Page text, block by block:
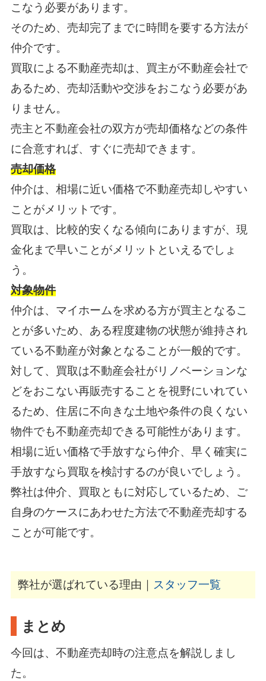
こなう必要があります。
そのため、売却完了までに時間を要する方法が
仲介です。
買取による不動産売却は、買主が不動産会社で
あるため、売却活動や交渉をおこなう必要があ
りません。
売主と不動産会社の双方が売却価格などの条件
に合意すれば、すぐに売却できます。
売却価格
仲介は、相場に近い価格で不動産売却しやすい
ことがメリットです。
買取は、比較的安くなる傾向にありますが、現
金化まで早いことがメリットといえるでしょ
う。
対象物件
仲介は、マイホームを求める方が買主となるこ
とが多いため、ある程度建物の状態が維持され
ている不動産が対象となることが一般的です。
対して、買取は不動産会社がリノベーションな
どをおこない再販売することを視野にいれてい
るため、住居に不向きな土地や条件の良くない
物件でも不動産売却できる可能性があります。
相場に近い価格で手放すなら仲介、早く確実に
手放すなら買取を検討するのが良いでしょう。
弊社は仲介、買取ともに対応しているため、ご
自身のケースにあわせた方法で不動産売却する
ことが可能です。
弊社が選ばれている理由｜ スタッフ一覧
まとめ
今回は、不動産売却時の注意点を解説しまし
た。